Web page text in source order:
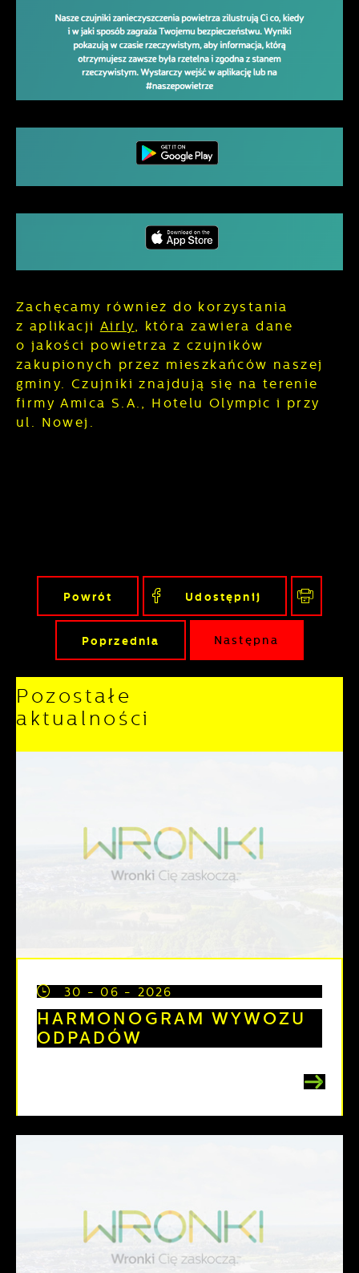
Zachęcamy również do korzystania
z aplikacji Airly, która zawiera dane
o jakości powietrza z czujników
zakupionych przez mieszkańców naszej
gminy. Czujniki znajdują się na terenie
firmy Amica S.A., Hotelu Olympic i przy
ul. Nowej.
Powrót Udostępnij
Poprzednia Następna
Pozostałe
aktualności
30 - 06 - 2026
HARMONOGRAM WYWOZU
ODPADÓW